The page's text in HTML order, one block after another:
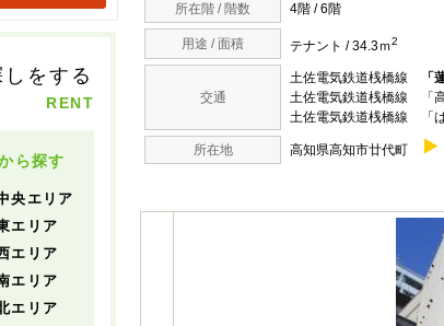
所在階 / 階数 4階 / 6階
用途 / 面積 テナント / 34.3ｍ2
交通
土佐電気鉄道桟橋線 「
土佐電気鉄道桟橋線 「
土佐電気鉄道桟橋線 「
所在地 高知県高知市廿代町
をする
RENT
ら探す
央エリア
エリア
エリア
エリア
エリア